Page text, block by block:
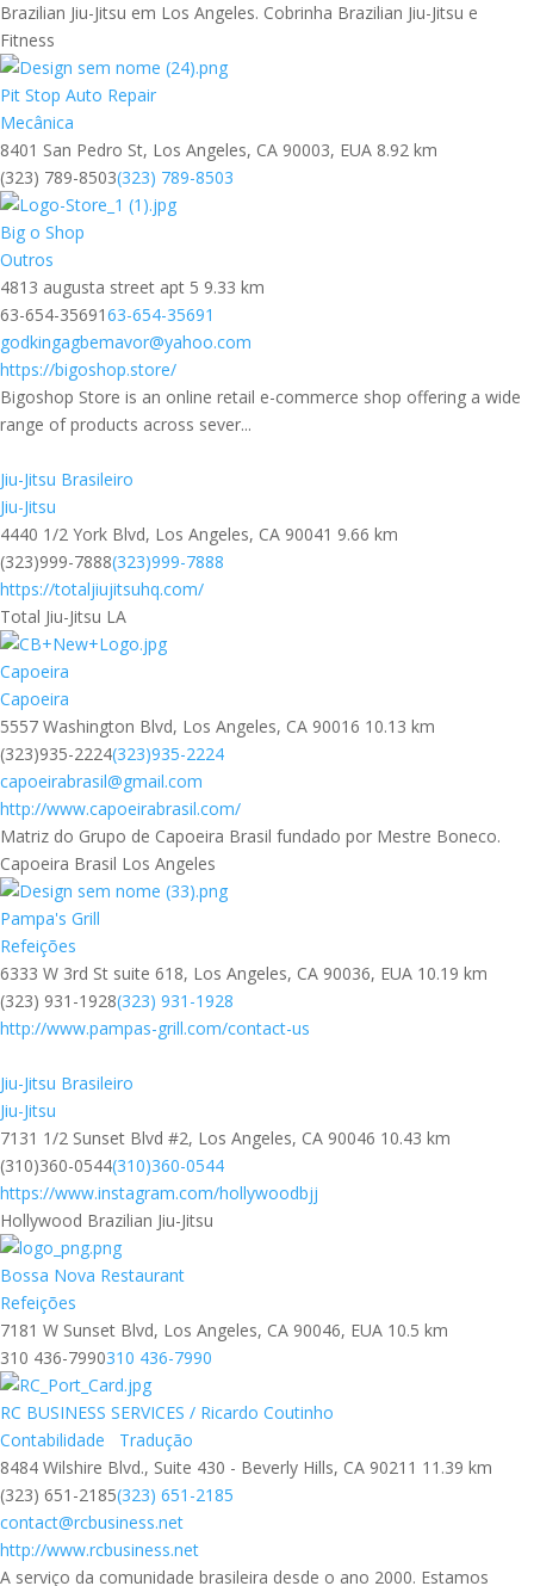
Brazilian Jiu-Jitsu em Los Angeles. Cobrinha Brazilian Jiu-Jitsu e
Fitness
Pit Stop Auto Repair
Mecânica
8401 San Pedro St, Los Angeles, CA 90003, EUA 8.92 km
(323) 789-8503(323) 789-8503
Big o Shop
Outros
4813 augusta street apt 5 9.33 km
63-654-3569163-654-35691
godkingagbemavor@yahoo.com
https://bigoshop.store/
Bigoshop Store is an online retail e-commerce shop offering a wide
range of products across sever...
Jiu-Jitsu Brasileiro
Jiu-Jitsu
4440 1/2 York Blvd, Los Angeles, CA 90041 9.66 km
(323)999-7888(323)999-7888
https://totaljiujitsuhq.com/
Total Jiu-Jitsu LA
Capoeira
Capoeira
5557 Washington Blvd, Los Angeles, CA 90016 10.13 km
(323)935-2224(323)935-2224
capoeirabrasil@gmail.com
http://www.capoeirabrasil.com/
Matriz do Grupo de Capoeira Brasil fundado por Mestre Boneco.
Capoeira Brasil Los Angeles
Pampa's Grill
Refeições
6333 W 3rd St suite 618, Los Angeles, CA 90036, EUA 10.19 km
(323) 931-1928(323) 931-1928
http://www.pampas-grill.com/contact-us
Jiu-Jitsu Brasileiro
Jiu-Jitsu
7131 1/2 Sunset Blvd #2, Los Angeles, CA 90046 10.43 km
(310)360-0544(310)360-0544
https://www.instagram.com/hollywoodbjj
Hollywood Brazilian Jiu-Jitsu
Bossa Nova Restaurant
Refeições
7181 W Sunset Blvd, Los Angeles, CA 90046, EUA 10.5 km
310 436-7990310 436-7990
RC BUSINESS SERVICES / Ricardo Coutinho
Contabilidade
Tradução
8484 Wilshire Blvd., Suite 430 - Beverly Hills, CA 90211 11.39 km
(323) 651-2185(323) 651-2185
contact@rcbusiness.net
http://www.rcbusiness.net
A serviço da comunidade brasileira desde o ano 2000. Estamos